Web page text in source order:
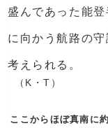
盛んであった能
に向かう航路の
考えられる。
（K・T）
ここからほぼ真南に